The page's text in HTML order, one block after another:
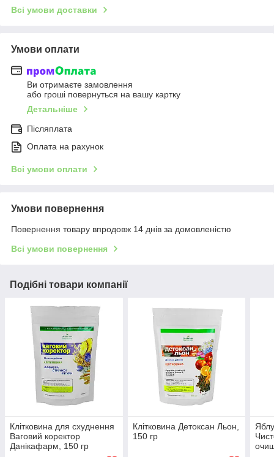
Всі умови доставки
Умови оплати
Ви отримаєте замовлення
або гроші повернуться на вашу картку
Детальніше
Післяплата
Оплата на рахунок
Всі умови оплати
Умови повернення
Повернення товару впродовж 14 днів за домовленістю
Всі умови повернення
Подібні товари компанії
Клітковина для схуднення
Ваговий коректор
Данікафарм, 150 гр
Клітковина Детоксан Льон,
150 гр